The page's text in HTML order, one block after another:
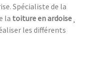
Spécialiste de la
la toiture en ardoise
les différents